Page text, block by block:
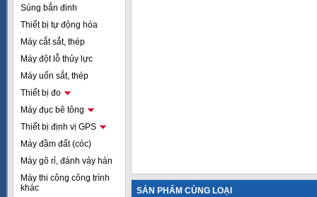
Súng bắn đinh
Thiết bị tự động hóa
Máy cắt sắt, thép
Máy đột lỗ thủy lực
Máy uốn sắt, thép
Thiết bị đo
Máy đục bê tông
Thiết bị định vị GPS
Máy đầm đất (cóc)
Máy gõ rỉ, đánh vảy hàn
Máy thi công công trình
khác
SẢN PHẨM CÙNG LOẠI